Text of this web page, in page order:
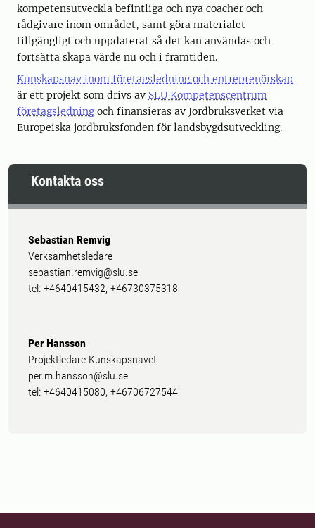
kompetensutveckla befintliga och nya coacher och
rådgivare inom området, samt göra materialet
tillgängligt och uppdaterat så det kan användas och
fortsätta skapa värde nu och i framtiden.
Kunskapsnav inom företagsledning och entreprenörskap
är ett projekt som drivs av SLU Kompetenscentrum
företagsledningoch finansieras av Jordbruksverket via
Europeiska jordbruksfonden för landsbygdsutveckling.
Kontakta oss
Sebastian Remvig
Verksamhetsledare
sebastian.remvig@slu.se
tel: +4640415432, +46730375318
Per Hansson
Projektledare Kunskapsnavet
per.m.hansson@slu.se
tel: +4640415080, +46706727544